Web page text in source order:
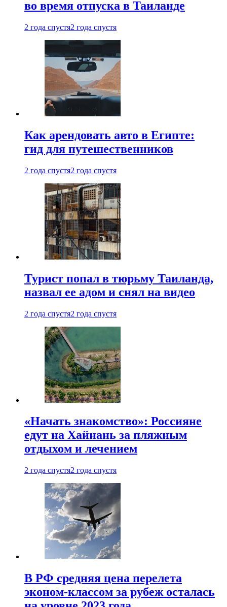
во время отпуска в Таиланде
2 года спустя2 года спустя
Как арендовать авто в Египте:
гид для путешественников
2 года спустя2 года спустя
Турист попал в тюрьму Таиланда,
назвал ее адом и снял на видео
2 года спустя2 года спустя
«Начать знакомство»: Россияне
едут на Хайнань за пляжным
отдыхом и лечением
2 года спустя2 года спустя
В РФ средняя цена перелета
эконом-классом за рубеж осталась